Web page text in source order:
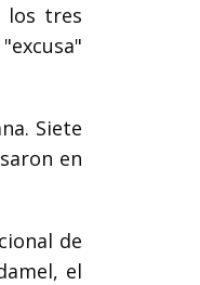
los tres
Siete
en
de
el